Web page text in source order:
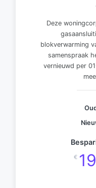
Deze
blokverwarming
samenspraak
vernieuwd per
€